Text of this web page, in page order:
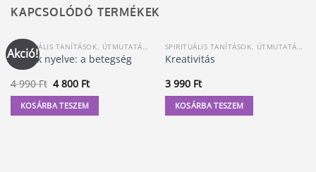
KAPCSOLÓDÓ TERMÉKEK
Akció! SPIRITUÁLIS TANÍTÁSOK, ÚTMUTATÁSOK
A lélek nyelve: a betegség
4 990Ft Original
was:
4
990 Ft.
4 800 FtCurrent
is:
4
800 Ft.
KOSÁRBA TESZEM
SPIRITUÁLIS TANÍTÁSOK, ÚTMUTATÁSOK
Kreativitás
3 990 Ft
KOSÁRBA TESZEM